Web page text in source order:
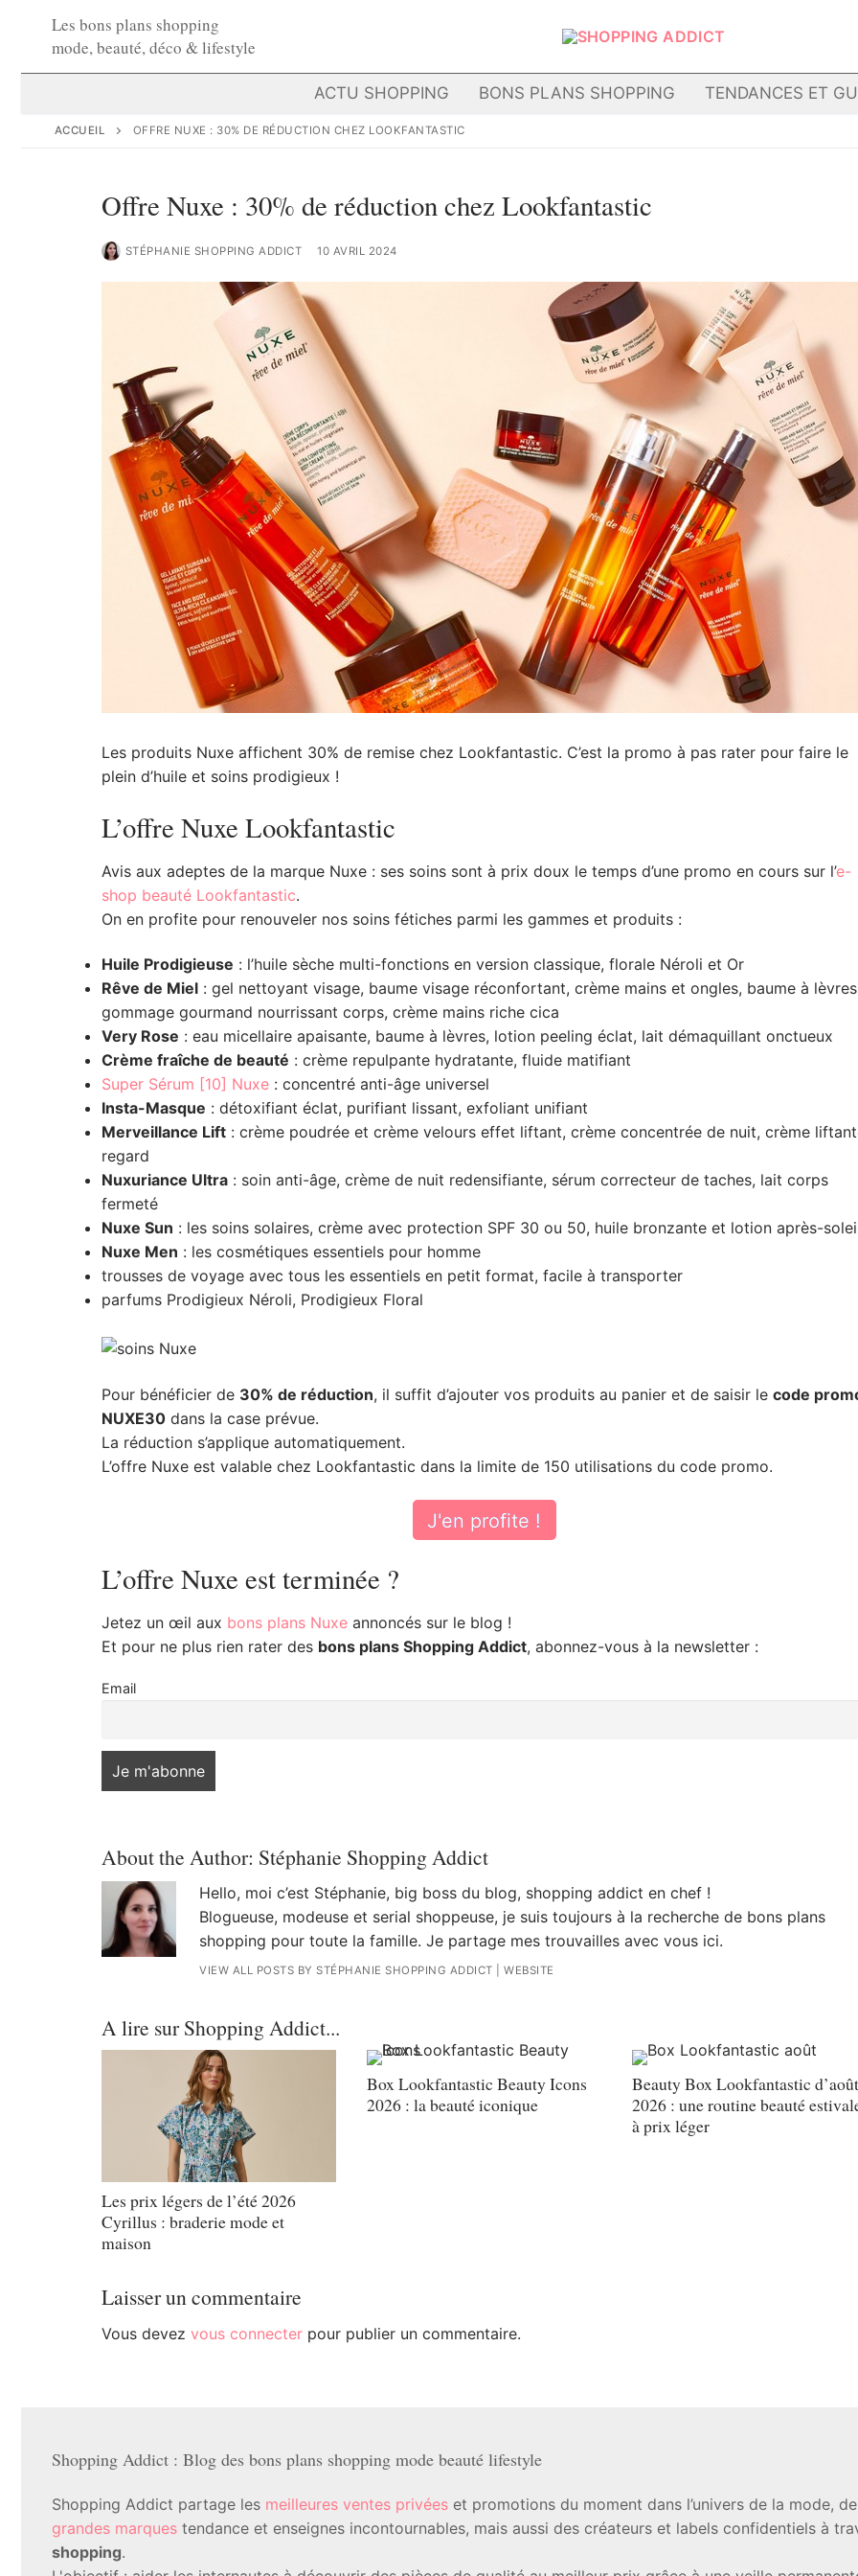
contenu
Les bons plans shopping
mode, beauté, déco & lifestyle
ACTU SHOPPING BONS PLANS SHOPPING TENDANCES ET
ACCUEIL OFFRE NUXE : 30% DE RÉDUCTION CHEZ LOOKFANTASTIC
Offre Nuxe : 30% de réduction chez Lookfantastic
STÉPHANIE SHOPPING ADDICT 10 AVRIL 2024
Les produits Nuxe affichent 30% de remise chez Lookfantastic. C’est la promo à pas rater pour faire le
plein d’huile et soins prodigieux !
L’offre Nuxe Lookfantastic
Avis aux adeptes de la marque Nuxe : ses soins sont à prix doux le temps d’une promo en cours sur l’e-
shop beauté Lookfantastic.
On en profite pour renouveler nos soins fétiches parmi les gammes et produits :
Huile Prodigieuse : l’huile sèche multi-fonctions en version classique, florale Néroli et Or
Rêve de Miel: gel nettoyant visage, baume visage réconfortant, crème mains et ongles, baume à
gommage gourmand nourrissant corps, crème mains riche cica
Very Rose : eau micellaire apaisante, baume à lèvres, lotion peeling éclat, lait démaquillant onctueux
Crème fraîche de beauté : crème repulpante hydratante, fluide matifiant
Super Sérum [10] Nuxe: concentré anti-âge universel
Insta-Masque : détoxifiant éclat, purifiant lissant, exfoliant unifiant
Merveillance Lift: crème poudrée et crème velours effet liftant, crème concentrée de nuit, crème
regard
Nuxuriance Ultra: soin anti-âge, crème de nuit redensifiante, sérum correcteur de taches, lait corps
fermeté
Nuxe Sun : les soins solaires, crème avec protection SPF 30 ou 50, huile bronzante et lotion après-
Nuxe Men : les cosmétiques essentiels pour homme
trousses de voyage avec tous les essentiels en petit format, facile à transporter
parfums Prodigieux Néroli, Prodigieux Floral
Pour bénéficier de 30% de réduction, il suffit d’ajouter vos produits au panier et de saisir le code
NUXE30dans la case prévue.
La réduction s’applique automatiquement.
L’offre Nuxe est valable chez Lookfantastic dans la limite de 150 utilisations du code promo.
J'en profite !
L’offre Nuxe est terminée ?
Jetez un œil aux bons plans Nuxeannoncés sur le blog !
Et pour ne plus rien rater des bons plans Shopping Addict, abonnez-vous à la newsletter :
Email
About the Author: Stéphanie Shopping Addict
Hello, moi c’est Stéphanie, big boss du blog, shopping addict en chef !
Blogueuse, modeuse et serial shoppeuse, je suis toujours à la recherche de bons plans
shopping pour toute la famille. Je partage mes trouvailles avec vous ici.
VIEW ALL POSTS BY STÉPHANIE SHOPPING ADDICT |WEBSITE
A lire sur Shopping Addict...
Les prix légers de l’été 2026
Cyrillus : braderie mode et
maison
Box Lookfantastic Beauty Icons
2026 : la beauté iconique
Beauty Box Lookfantastic
2026 : une routine beauté
à prix léger
Laisser un commentaire
Vous devez vous connecterpour publier un commentaire.
Shopping Addict : Blog des bons plans shopping mode beauté lifestyle
Shopping Addict partage les meilleures ventes privées et promotions du moment dans l’univers de la mode,
grandes marques tendance et enseignes incontournables, mais aussi des créateurs et labels confidentiels à
shopping.